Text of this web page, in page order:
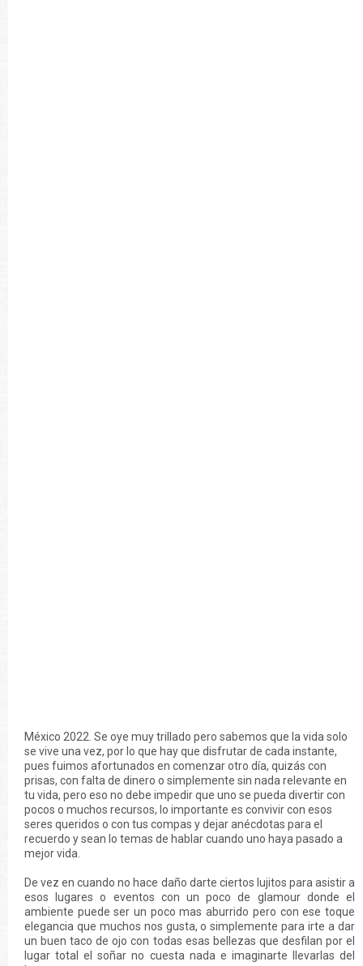
México 2022. Se oye muy trillado pero sabemos que la vida solo
se vive una vez, por lo que hay que disfrutar de cada instante,
pues fuimos afortunados en comenzar otro día, quizás con
prisas, con falta de dinero o simplemente sin nada relevante en
tu vida, pero eso no debe impedir que uno se pueda divertir con
pocos o muchos recursos, lo importante es convivir con esos
seres queridos o con tus compas y dejar anécdotas para el
recuerdo y sean lo temas de hablar cuando uno haya pasado a
mejor vida.
De vez en cuando no hace daño darte ciertos lujitos para asistir a
esos lugares o eventos con un poco de glamour donde el
ambiente puede ser un poco mas aburrido pero con ese toque
elegancia que muchos nos gusta, o simplemente para irte a dar
un buen taco de ojo con todas esas bellezas que desfilan por el
lugar total el soñar no cuesta nada e imaginarte llevarlas del